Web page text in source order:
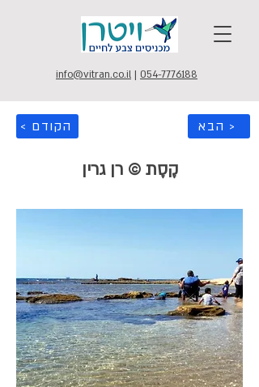
info@vitran.co.il | 054-7776188
< הקודם הבא >
קֶסֶת © רן גרין